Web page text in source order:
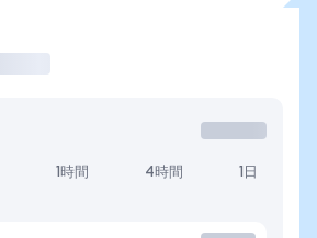
1時間 4時間 1日